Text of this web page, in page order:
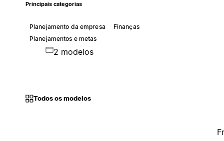
Principais categorias
Planejamento da empresa
Finanças
Planejamentos e metas
2 modelos
Todos os modelos